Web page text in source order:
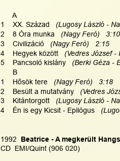
      A
1    XX. Század
(Lugosy László -
2    8 Óra munka
(Nagy Feró)   3:10
3    Civilizáció
(Nagy Feró)   2:15
4    Hegyek között
(Vedres József -
5    Pancsoló kislány
(Berki Géza -
      B
1    Hősök tere
(Nagy Feró)   3:18
2    Besült a mutatvány
(Vedres
3    Kitántorgott
(Lugosy László -
4    Én is egy Kicsit - Epilógus
1992
Beatrice - A megkerült
CD  EMI/Quint (906 020)